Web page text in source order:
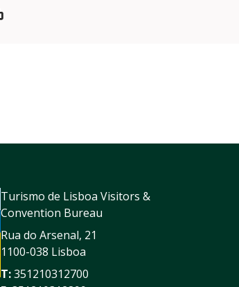
Turismo de Lisboa Visitors &
Convention Bureau
Rua do Arsenal, 21
1100-038 Lisboa
T:351210312700